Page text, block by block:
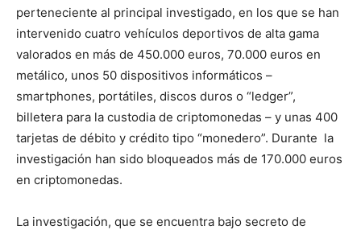
perteneciente al principal investigado, en los que se han
intervenido cuatro vehículos deportivos de alta gama
valorados en más de 450.000 euros, 70.000 euros en
metálico, unos 50 dispositivos informáticos –
smartphones, portátiles, discos duros o “ledger”,
billetera para la custodia de criptomonedas – y unas 400
tarjetas de débito y crédito tipo “monedero”. Durante la
investigación han sido bloqueados más de 170.000 euros
en criptomonedas.
La investigación, que se encuentra bajo secreto de